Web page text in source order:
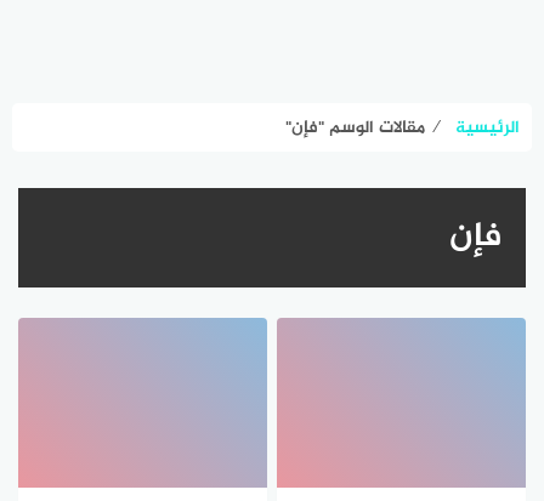
الرئيسية ⁄ مقالات الوسم "فإن"
فإن